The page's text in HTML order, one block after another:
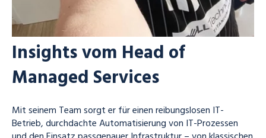
Insights vom Head of
Managed Services
Mit seinem Team sorgt er für einen reibungslosen IT-
Betrieb, durchdachte Automatisierung von IT-Prozessen